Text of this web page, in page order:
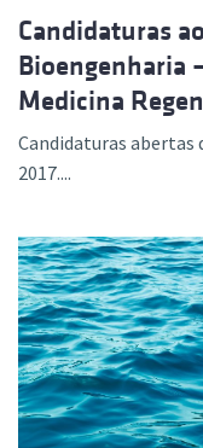
Candidaturas
Bioengenharia
Medicina
Candidaturas abertas
2017....